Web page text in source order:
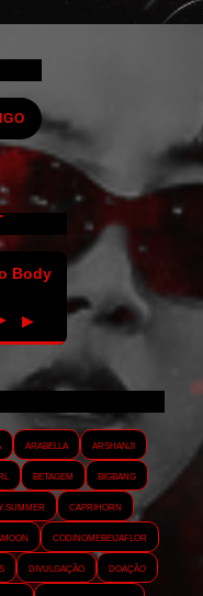
Body
▶
Arabella
Arshanji
Betagem
Bigbang
Caprihorn
Codinomebeijaflor
Divulgação
Doação